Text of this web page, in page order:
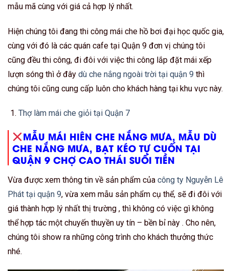
mẫu mã cùng với giá cả hợp lý nhất.
Hiện chúng tôi đang thi công mái che hồ bơi đại học quốc gia,
cùng với đó là các quán cafe tại Quận 9 đơn vị chúng tôi
cũng đều thi công, đi đôi với việc thi công lắp đặt mái xếp
lượn sóng thì ở đây dù che nắng ngoài trời tại quận 9 thì
chúng tôi cũng cung cấp luôn cho khách hàng tại khu vực này.
Thợ làm mái che giỏi tại Quận 7
MẪU MÁI HIÊN CHE NẮNG MƯA, MẪU DÙ
CHE NẮNG MƯA, BẠT KÉO TỰ CUỐN TẠI
QUẬN 9 CHỢ CAO THÁI SUỐI TIỀN
Vừa được xem thông tin về sản phẩm của công ty Nguyễn Lê
Phát tại quận 9, vừa xem mẫu sản phẩm cụ thể, sẽ đi đôi với
giá thành hợp lý nhất thị trường , thì không có việc gì không
thể hợp tác một chuyến thuyền uy tín – bền bỉ này . Cho nên,
chúng tôi show ra những công trình cho khách thưởng thức
nhé.